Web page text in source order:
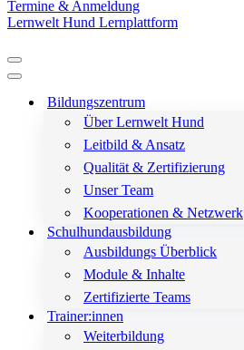
Termine & Anmeldung
Lernwelt Hund Lernplattform
Navigationsmenü
Navigationsmenü
Bildungszentrum
Über Lernwelt Hund
Leitbild & Ansatz
Qualität & Zertifizierung
Unser Team
Kooperationen & Netzwerk
Schulhundausbildung
Ausbildungs Überblick
Module & Inhalte
Zertifizierte Teams
Trainer:innen
Weiterbildung